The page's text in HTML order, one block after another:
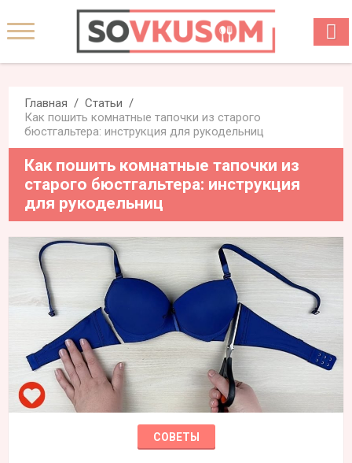
Главная
Статьи
Как пошить комнатные тапочки из старого
бюстгальтера: инструкция для рукодельниц
Как пошить комнатные тапочки из
старого бюстгальтера: инструкция
для рукодельниц
СОВЕТЫ